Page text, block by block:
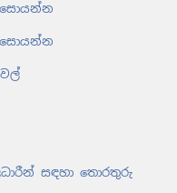
සොයන්න
සඳහා තොරතුරු